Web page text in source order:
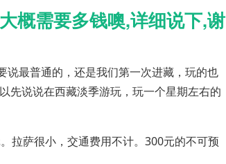
概需要多钱噢,详细说下,谢
说最普通的，还是我们第一次进藏，玩的也
先说说在西藏淡季游玩，玩一个星期左右的
拉萨很小，交通费用不计。300元的不可预